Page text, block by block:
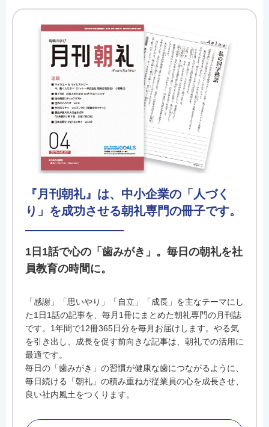
『月刊朝礼』は、中小企業の「人づく
り」を成功させる朝礼専門の冊子です。
1日1話で心の「歯みがき」。毎日の朝礼を社
員教育の時間に。
「感謝」「思いやり」「自立」「成長」を主なテーマにし
た1日1話の記事を、毎月1冊にまとめた朝礼専門の月刊誌
です。1年間で12冊365日分を毎月お届けします。やる気
を引き出し、成長を促す前向きな記事は、朝礼での活用に
最適です。
毎日の「歯みがき」の習慣が健康な歯につながるように、
毎日続ける「朝礼」の積み重ねが従業員の心を成長させ、
良い社内風土をつくります。